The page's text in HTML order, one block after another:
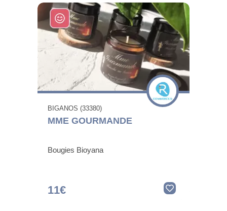
BIGANOS (33380)
MME GOURMANDE
Bougies Bioyana
11€